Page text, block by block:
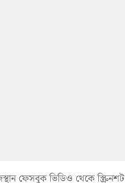
ফেসবুক ভিডিও থেকে স্ক্রিনশট